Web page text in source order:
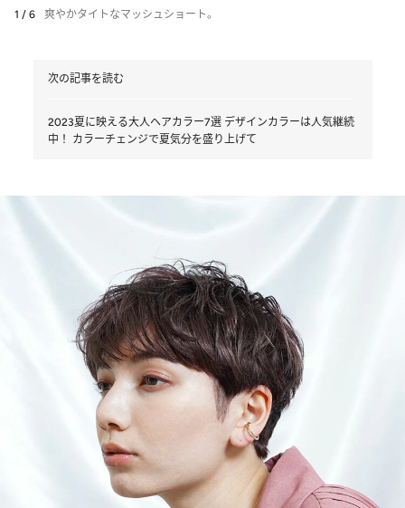
1 / 6 爽やかタイトなマッシュショート。
次の記事を読む
2023夏に映える大人ヘアカラー7選 デザインカラーは人気継続
中！ カラーチェンジで夏気分を盛り上げて